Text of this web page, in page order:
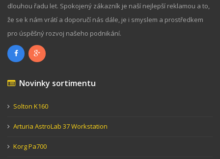
dlouhou řadu let. Spokojený zákazník je naší nejlepší reklamou a to,
že se k nám vrátí a doporučí nás dále, je i smyslem a prostředkem
pro úspěšný rozvoj našeho podnikání.
Novinky sortimentu
Solton K160
Arturia AstroLab 37 Workstation
Korg Pa700